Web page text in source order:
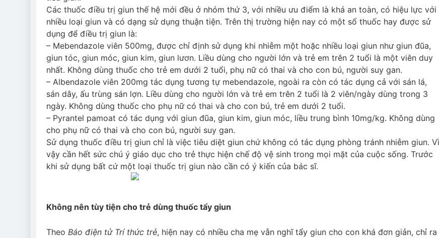
Các thuốc điều trị giun thế hệ mới đều ở nhóm thứ 3, với nhiều ưu điểm là khá an toàn, có hiệu lực với
nhiều loại giun và có dạng sử dụng thuận tiện. Trên thị trường hiện nay có một số thuốc hay được sử
dụng để điều trị giun là:
– Mebendazole viên 500mg, được chỉ định sử dụng khi nhiễm một hoặc nhiều loại giun như giun đũa,
giun tóc, giun móc, giun kim, giun lươn. Liều dùng cho người lớn và trẻ em trên 2 tuổi là một viên duy
nhất. Không dùng thuốc cho trẻ em dưới 2 tuổi, phụ nữ có thai và cho con bú, người suy gan.
– Albendazole viên 200mg tác dụng tương tự mebendazole, ngoài ra còn có tác dụng cả với sán lá,
sán dây, ấu trùng sán lợn. Liều dùng cho người lớn và trẻ em trên 2 tuổi là 2 viên/ngày dùng trong 3
ngày. Không dùng thuốc cho phụ nữ có thai và cho con bú, trẻ em dưới 2 tuổi.
– Pyrantel pamoat có tác dụng với giun đũa, giun kim, giun móc, liều trung bình 10mg/kg. Không dùng
cho phụ nữ có thai và cho con bú, người suy gan.
Sử dụng thuốc điều trị giun chỉ là việc tiêu diệt giun chứ không có tác dụng phòng tránh nhiễm giun. Vì
vậy cần hết sức chú ý giáo dục cho trẻ thực hiện chế độ vệ sinh trong mọi mặt của cuộc sống. Trước
khi sử dụng bất cứ một loại thuốc trị giun nào cần có ý kiến của bác sĩ.
Không nên tùy tiện cho trẻ dùng thuốc tẩy giun
Theo Báo điện tử Trí thức trẻ, hiện nay có nhiều cha mẹ vẫn nghĩ tẩy giun cho con khá đơn giản, chỉ ra